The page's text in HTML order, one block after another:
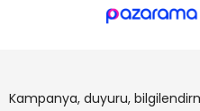
Kampanya, duyuru,